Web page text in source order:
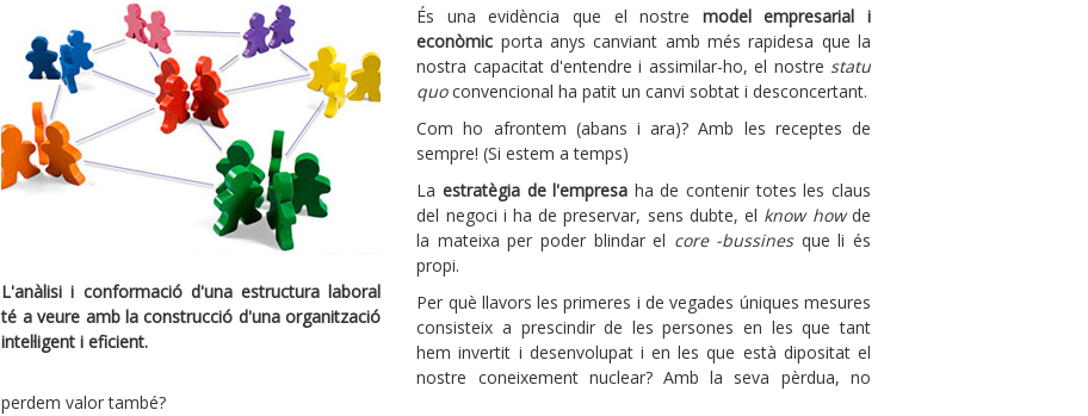
L'anàlisi i conformació d'una estructura laboral
té a veure amb la construcció d'una organització
intel·ligent i eficient.
És una evidència que el nostre model empresarial i
econòmic porta anys canviant amb més rapidesa que la
nostra capacitat d'entendre i assimilar-ho, el nostre statu
quoconvencional ha patit un canvi sobtat i desconcertant.
Com ho afrontem (abans i ara)? Amb les receptes de
sempre! (Si estem a temps)
La estratègia de l'empresa ha de contenir totes les claus
del negoci i ha de preservar, sens dubte, el know howde
la mateixa per poder blindar el core -bussines que li és
propi.
Per què llavors les primeres i de vegades úniques mesures
consisteix a prescindir de les persones en les que tant
hem invertit i desenvolupat i en les que està dipositat el
nostre coneixement nuclear? Amb la seva pèrdua, no
perdem valor també?